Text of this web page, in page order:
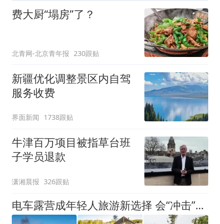
费大厨“塌房”了？
北青网-北京青年报 230跟贴
新疆优化调整景区内自驾
服务收费
界面新闻 1738跟贴
牛津百万项目被指草台班
子学员退款
潇湘晨报 326跟贴
电车露营成年轻人旅游新选择 会“冲击”传统住宿业吗？